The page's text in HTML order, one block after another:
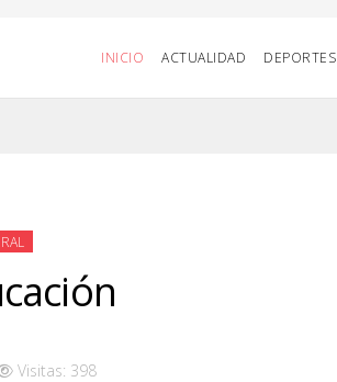
INICIO ACTUALIDAD DEPORTES
Visitas: 398